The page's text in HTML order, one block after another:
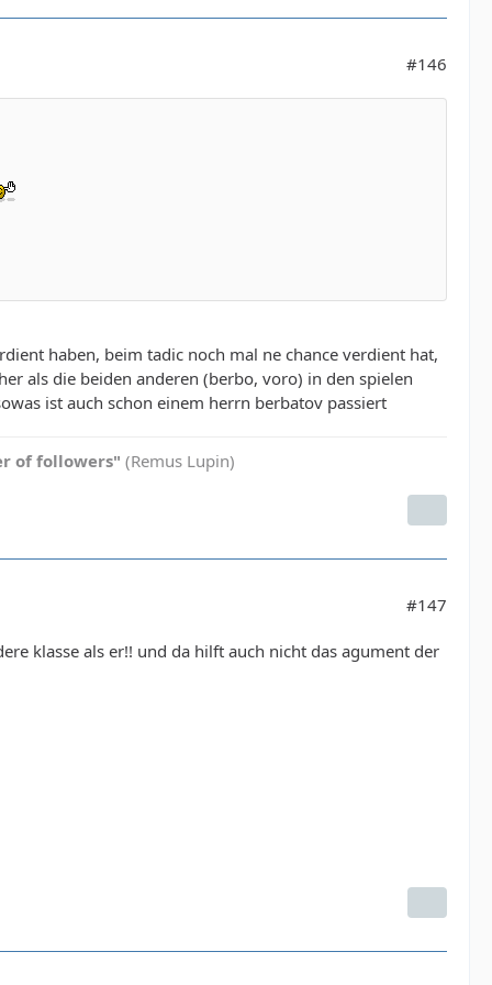
#146
haben, beim tadic noch mal ne chance verdient hat,
als die beiden anderen (berbo, voro) in den spielen
ist auch schon einem herrn berbatov passiert
of followers" (Remus Lupin)
#147
klasse als er!! und da hilft auch nicht das agument der